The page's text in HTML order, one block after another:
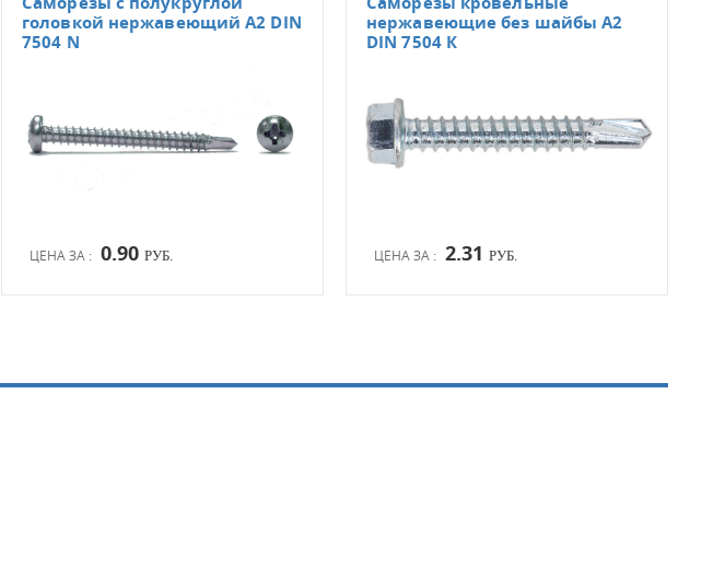
ЦЕНА ЗА : 0.90 РУБ.
головкой нержавеющий А2 DIN
7504 N
ЦЕНА ЗА : 2.31 РУБ.
нержавеющие без шайбы А2
DIN 7504 К